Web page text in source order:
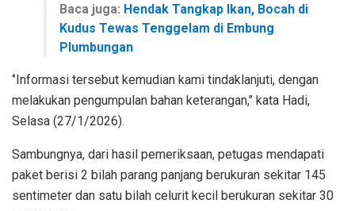
Baca juga: Hendak Tangkap Ikan, Bocah di
Kudus Tewas Tenggelam di Embung
Plumbungan
‘’Informasi tersebut kemudian kami tindaklanjuti, dengan
melakukan pengumpulan bahan keterangan,’’ kata Hadi,
Selasa (27/1/2026).
Sambungnya, dari hasil pemeriksaan, petugas mendapati
paket berisi 2 bilah parang panjang berukuran sekitar 145
sentimeter dan satu bilah celurit kecil berukuran sekitar 30